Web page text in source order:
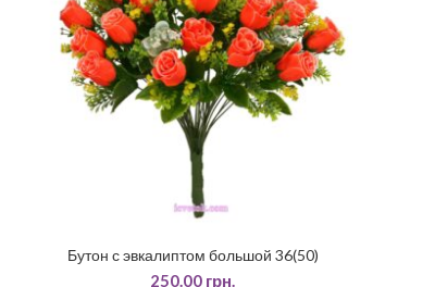
ДОДАТИ У КОШИК
Бутон с эвкалиптом большой 36(50)
250.00 грн.